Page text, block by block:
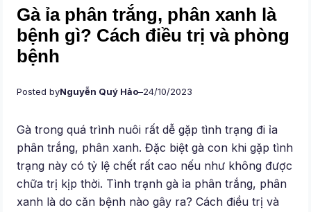
Gà ỉa phân trắng, phân xanh là
bệnh gì? Cách điều trị và phòng
bệnh
Posted byNguyễn Quý Hảo–24/10/2023
Gà trong quá trình nuôi rất dễ gặp tình trạng đi ỉa
phân trắng, phân xanh. Đặc biệt gà con khi gặp tình
trạng này có tỷ lệ chết rất cao nếu như không được
chữa trị kịp thời. Tình trạnh gà ỉa phân trắng, phân
xanh là do căn bệnh nào gây ra? Cách điều trị và